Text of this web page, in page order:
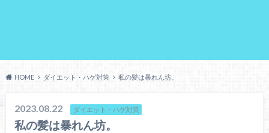
HOME ダイエット・ハゲ対策 私の髪は暴れん坊。
2023.08.22 ダイエット・ハゲ対策
私の髪は暴れん坊。